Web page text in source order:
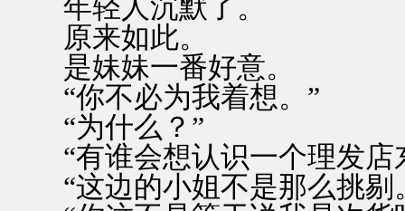
年轻人沉默了。
原来如此。
是妹妹一番好意。
“你不必为我着想。”
“为什么？”
“有谁会想认识一个理发店
“这边的小姐不是那么挑剔